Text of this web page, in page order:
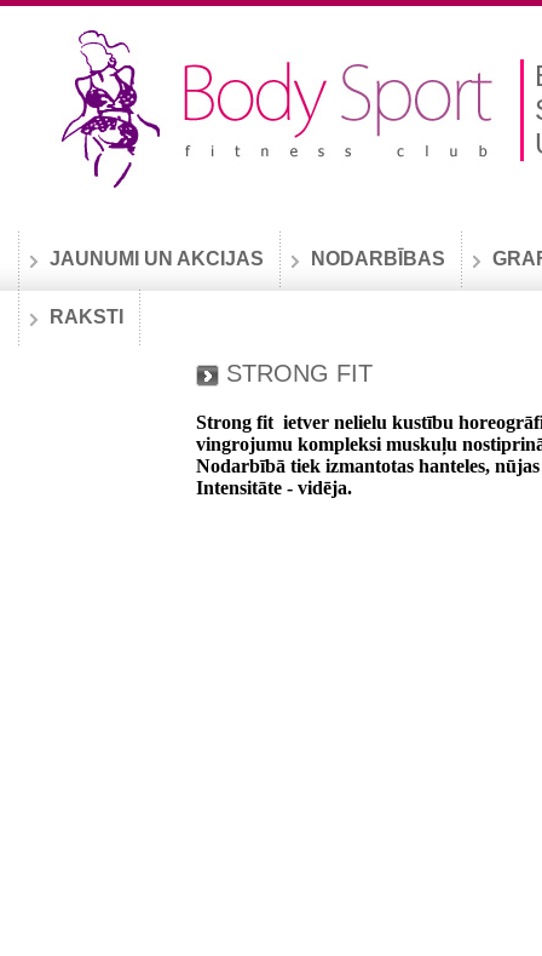
JAUNUMI UN AKCIJAS NODARBĪBAS
RAKSTI
STRONG FIT
Strong fit ietver nelielu kustību
vingrojumu kompleksi muskuļu
Nodarbībā tiek izmantotas hanteles,
Intensitāte - vidēja.